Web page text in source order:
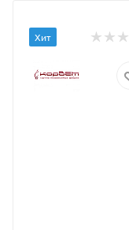
Хит